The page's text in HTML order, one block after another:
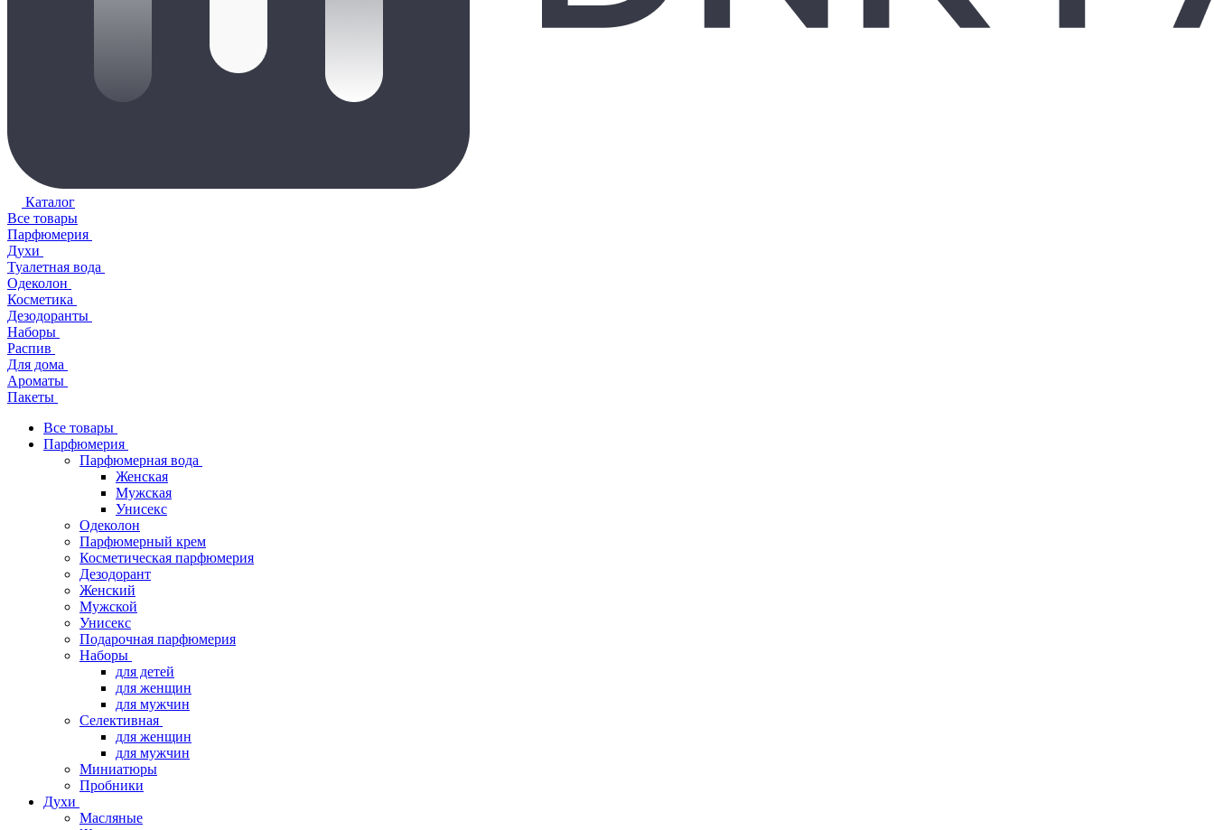
Каталог
Все товары
Парфюмерия
Духи
Туалетная вода
Одеколон
Косметика
Дезодоранты
Наборы
Распив
Для дома
Ароматы
Пакеты
Все товары
Парфюмерия
Парфюмерная вода
Женская
Мужская
Унисекс
Одеколон
Парфюмерный крем
Косметическая парфюмерия
Дезодорант
Женский
Мужской
Унисекс
Подарочная парфюмерия
Наборы
для детей
для женщин
для мужчин
Селективная
для женщин
для мужчин
Миниатюры
Пробники
Духи
Масляные